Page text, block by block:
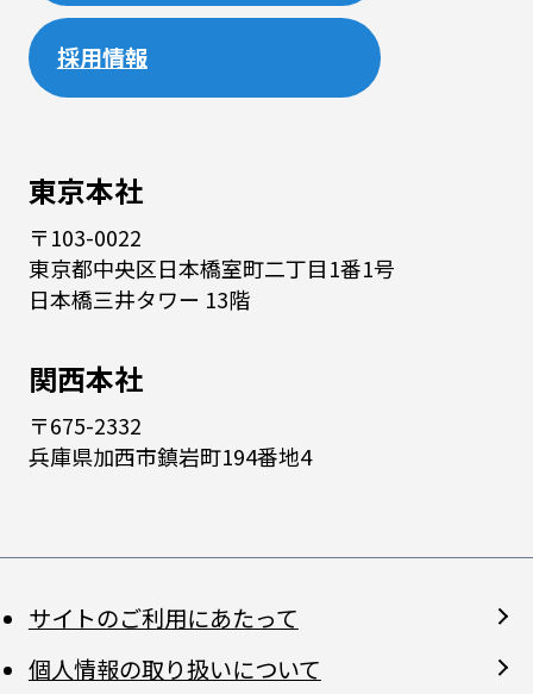
東京本社
〒103-0022
東京都中央区日本橋室町二丁目1番1号
日本橋三井タワー 13階
関西本社
〒675-2332
兵庫県加西市鎮岩町194番地4
採用情報
サイトのご利用にあたって
個人情報の取り扱いについて